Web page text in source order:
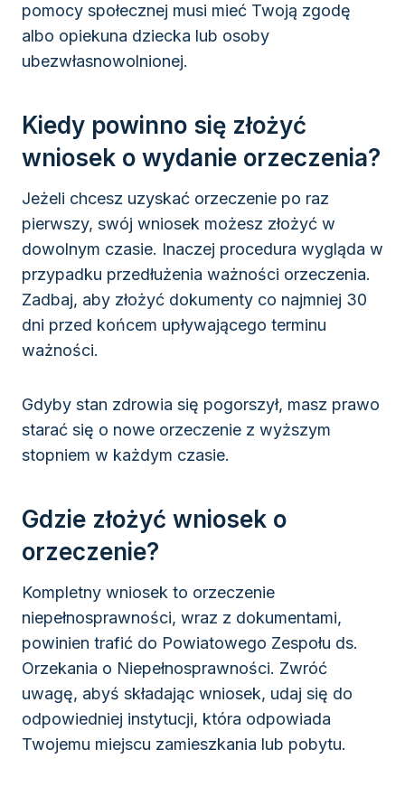
pomocy społecznej musi mieć Twoją zgodę
albo opiekuna dziecka lub osoby
ubezwłasnowolnionej.
Kiedy powinno się złożyć
wniosek o wydanie orzeczenia?
Jeżeli chcesz uzyskać orzeczenie po raz
pierwszy, swój wniosek możesz złożyć w
dowolnym czasie. Inaczej procedura wygląda w
przypadku przedłużenia ważności orzeczenia.
Zadbaj, aby złożyć dokumenty co najmniej 30
dni przed końcem upływającego terminu
ważności.
Gdyby stan zdrowia się pogorszył, masz prawo
starać się o nowe orzeczenie z wyższym
stopniem w każdym czasie.
Gdzie złożyć wniosek o
orzeczenie?
Kompletny wniosek to orzeczenie
niepełnosprawności, wraz z dokumentami,
powinien trafić do Powiatowego Zespołu ds.
Orzekania o Niepełnosprawności. Zwróć
uwagę, abyś składając wniosek, udaj się do
odpowiedniej instytucji, która odpowiada
Twojemu miejscu zamieszkania lub pobytu.